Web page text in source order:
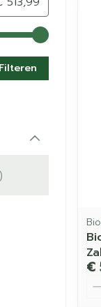
en rechts om
Filteren
€